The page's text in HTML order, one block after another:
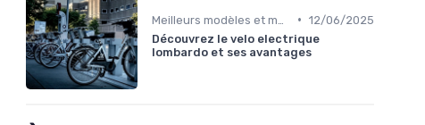
• 12/06/2025
Découvrez le velo electrique
lombardo et ses avantages